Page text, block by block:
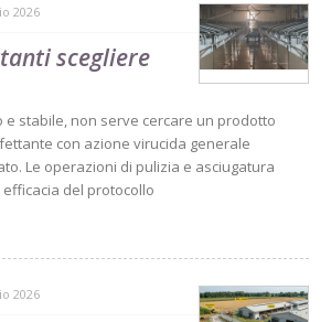
2026
scegliere
e stabile, non serve cercare un prodotto
con azione virucida generale
Le operazioni di pulizia e asciugatura
del protocollo
2026